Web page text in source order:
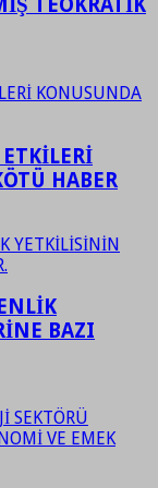
TEOKRATİK
HABER
BAZI